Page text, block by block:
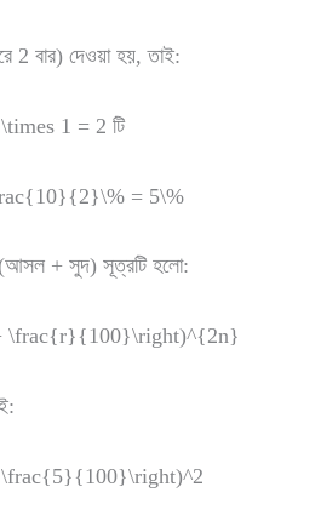
2 বার) দেওয়া হয়, তাই:
1 = 2 টি
= 5\%
(আসল + সুদ) সূত্রটি হলো:
\frac{r}{100}\right)^{2n}
\frac{5}{100}\right)^2